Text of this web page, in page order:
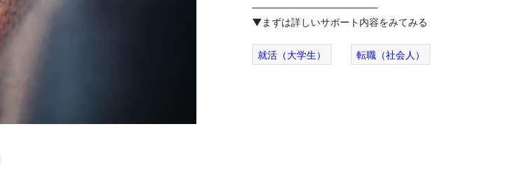
──────────────────
▼まずは詳しいサポート内容をみてみる
就活（大学生） 転職（社会人）